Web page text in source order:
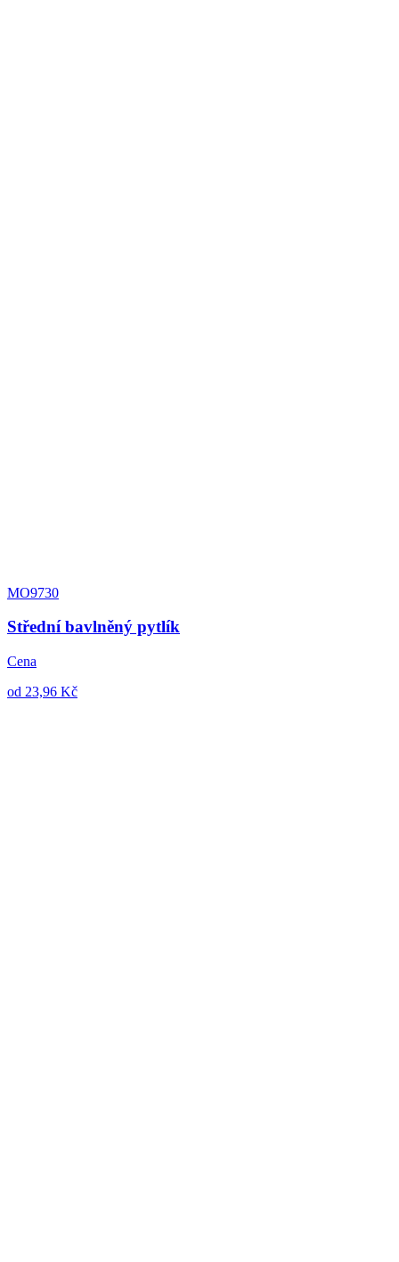
MO9730
Střední bavlněný pytlík
Cena
od 23,96 Kč